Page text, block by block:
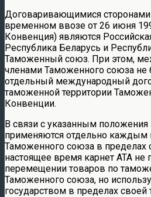
Договаривающимися
временном ввозе от 26 июня
Конвенция) являются
Республика Беларусь и
Таможенный союз. При этом,
членами Таможенного союза
отдельный международный
таможенной территории
Конвенции.
В связи с указанным
применяются отдельно каждым
Таможенного союза в пределах
настоящее время карнет АТА не
перемещении товаров по
Таможенного союза, но
государством в пределах своей